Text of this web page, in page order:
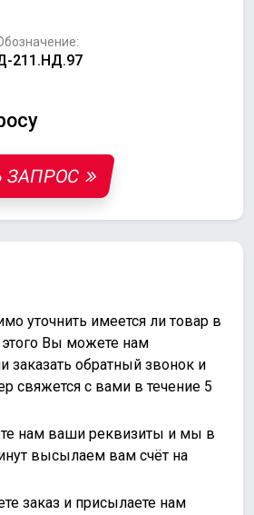
211.НД.97
ЗАПРОС
уточнить имеется ли товар в
Вы можете нам
заказать обратный звонок и
свяжется с вами в течение 5
нам ваши реквизиты и мы в
высылаем вам счёт на
заказ и присылаете нам